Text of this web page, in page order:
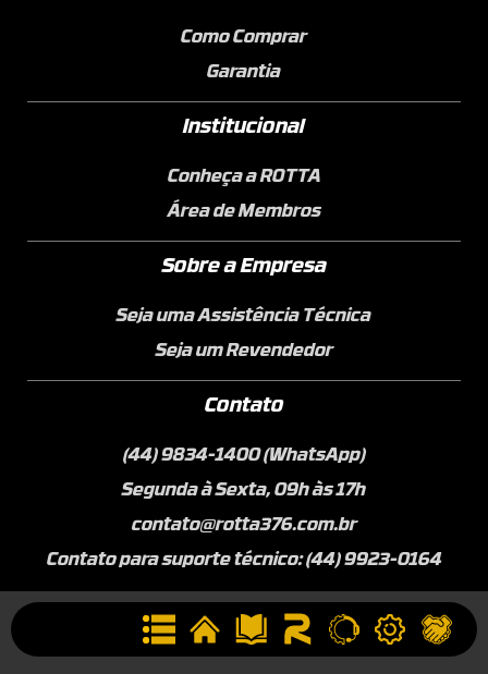
Como Comprar
Garantia
Institucional
Conheça a ROTTA
Área de Membros
Sobre a Empresa
Seja uma Assistência Técnica
Seja um Revendedor
Contato
(44) 9834-1400 (WhatsApp)
Segunda à Sexta, 09h às 17h
contato@rotta376.com.br
Contato para suporte técnico: (44) 9923-0164